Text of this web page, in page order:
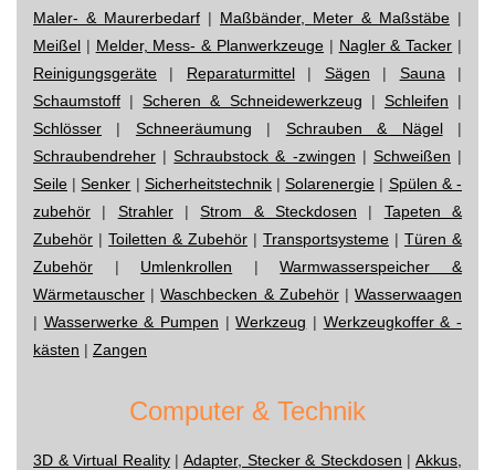
Maler- & Maurerbedarf | Maßbänder, Meter & Maßstäbe |
Meißel | Melder, Mess- & Planwerkzeuge | Nagler & Tacker |
Reinigungsgeräte | Reparaturmittel| Sägen | Sauna |
Schaumstoff |Scheren & Schneidewerkzeug | Schleifen |
Schlösser | Schneeräumung | Schrauben & Nägel|
Schraubendreher |Schraubstock & -zwingen | Schweißen |
Seile |Senker | Sicherheitstechnik|Solarenergie | Spülen & -
zubehör | Strahler|Strom & Steckdosen | Tapeten &
Zubehör | Toiletten & Zubehör | Transportsysteme | Türen &
Zubehör | Umlenkrollen |Warmwasserspeicher &
Wärmetauscher |Waschbecken & Zubehör|Wasserwaagen
| Wasserwerke & Pumpen |Werkzeug | Werkzeugkoffer & -
kästen | Zangen
Computer & Technik
3D & Virtual Reality|Adapter, Stecker & Steckdosen |Akkus,